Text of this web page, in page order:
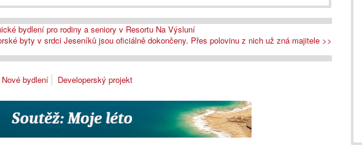
bydlení pro rodiny a seniory v Resortu Na Výsluní
byty v srdci Jeseníků jsou oficiálně dokončeny. Přes polovinu z nich už zná majitele >>
Nové bydlení Developerský projekt